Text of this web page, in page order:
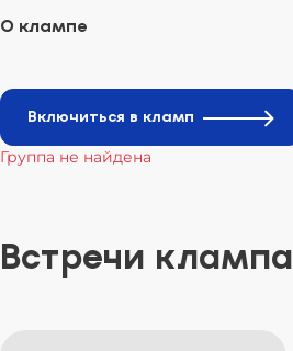
О клампе
Включиться в кламп
Группа не найдена
Встречи клампа